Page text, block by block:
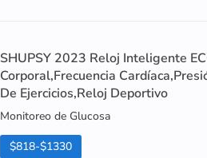
SHUPSY 2023 Reloj Inteligente
Corporal,Frecuencia
De Ejercicios,Reloj Deportivo
Monitoreo de Glucosa
$818-$1330